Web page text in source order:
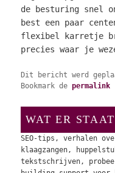
de besturing snel
best een paar
flexibel karretje
precies waar je
Dit bericht werd
Bookmark depermalink
WAT ER STAAT
SEO-tips, verhalen
klaagzangen,
tekstschrijven,